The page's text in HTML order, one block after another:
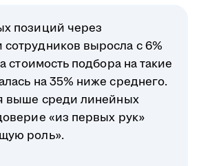
позиций через
выросла с 6%
стоимость подбора на такие
на 35% ниже среднего.
выше среди линейных
«из первых рук»
роль».